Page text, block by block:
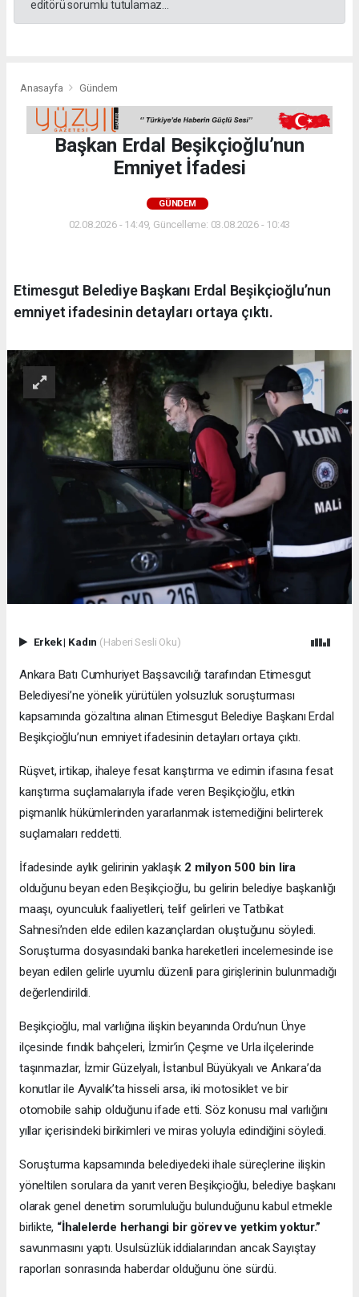
editörü sorumlu tutulamaz...
Anasayfa Gündem
Başkan Erdal Beşikçioğlu’nun
Emniyet İfadesi
GÜNDEM
02.08.2026 - 14:49, Güncelleme: 03.08.2026 - 10:43
Etimesgut Belediye Başkanı Erdal Beşikçioğlu’nun
emniyet ifadesinin detayları ortaya çıktı.
Erkek| Kadın (Haberi Sesli Oku)
Ankara Batı Cumhuriyet Başsavcılığı tarafından Etimesgut
Belediyesi’ne yönelik yürütülen yolsuzluk soruşturması
kapsamında gözaltına alınan Etimesgut Belediye Başkanı Erdal
Beşikçioğlu’nun emniyet ifadesinin detayları ortaya çıktı.
Rüşvet, irtikap, ihaleye fesat karıştırma ve edimin ifasına fesat
karıştırma suçlamalarıyla ifade veren Beşikçioğlu, etkin
pişmanlık hükümlerinden yararlanmak istemediğini belirterek
suçlamaları reddetti.
İfadesinde aylık gelirinin yaklaşık 2 milyon 500 bin lira
olduğunu beyan eden Beşikçioğlu, bu gelirin belediye başkanlığı
maaşı, oyunculuk faaliyetleri, telif gelirleri ve Tatbikat
Sahnesi’nden elde edilen kazançlardan oluştuğunu söyledi.
Soruşturma dosyasındaki banka hareketleri incelemesinde ise
beyan edilen gelirle uyumlu düzenli para girişlerinin bulunmadığı
değerlendirildi.
Beşikçioğlu, mal varlığına ilişkin beyanında Ordu’nun Ünye
ilçesinde fındık bahçeleri, İzmir’in Çeşme ve Urla ilçelerinde
taşınmazlar, İzmir Güzelyalı, İstanbul Büyükyalı ve Ankara’da
konutlar ile Ayvalık’ta hisseli arsa, iki motosiklet ve bir
otomobile sahip olduğunu ifade etti. Söz konusu mal varlığını
yıllar içerisindeki birikimleri ve miras yoluyla edindiğini söyledi.
Soruşturma kapsamında belediyedeki ihale süreçlerine ilişkin
yöneltilen sorulara da yanıt veren Beşikçioğlu, belediye başkanı
olarak genel denetim sorumluluğu bulunduğunu kabul etmekle
birlikte, “İhalelerde herhangi bir görev ve yetkim yoktur.”
savunmasını yaptı. Usulsüzlük iddialarından ancak Sayıştay
raporları sonrasında haberdar olduğunu öne sürdü.